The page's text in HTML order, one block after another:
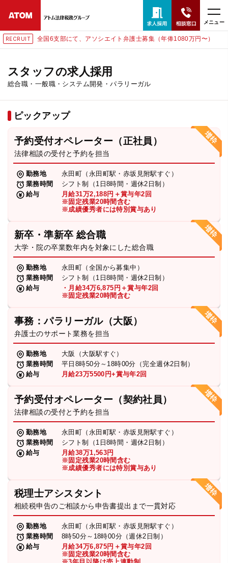
メニュー
全国6支部にて、アソシエイト弁護士募集（年俸1080万円〜）
スタッフの求人採用
総合職・一般職・システム開発・パラリーガル
ピックアップ
予約受付オペレーター（正社員）
法律相談の受付と予約を担当
勤務地
永田町（永田町駅・赤坂見附駅すぐ）
業務時間
シフト制（1日8時間・週休2日制）
給与
月給31万2,188円＋賞与年2回
※固定残業20時間含む
※成績優秀者には特別賞与あり
新卒・準新卒 総合職
大学・院の卒業数年内を対象にした総合職
勤務地
永田町（全国から募集中）
業務時間
シフト制（1日8時間・週休2日制）
給与
・月給34万6,875円＋賞与年2回
※固定残業20時間含む
事務：パラリーガル（大阪）
弁護士のサポート業務を担当
勤務地
大阪（大阪駅すぐ）
業務時間
平日8時50分～18時00分（完全週休2日制）
給与
月給23万5500円+賞与年2回
予約受付オペレーター（契約社員）
法律相談の受付と予約を担当
勤務地
永田町（永田町駅・赤坂見附駅すぐ）
業務時間
シフト制（1日8時間・週休2日制）
給与
月給38万1,563円
※固定残業20時間含む
※成績優秀者には特別賞与あり
税理士アシスタント
相続税申告のご相談から申告書提出まで一貫対応
勤務地
永田町（永田町駅・赤坂見附駅すぐ）
業務時間
8時50分～18時00分（週休2日制）
給与
月給34万6,875円＋賞与年2回
※固定残業20時間含む
24時間365日全国対応
無料相談窓口はこちら
ホーム
取扱分野
解決実績
弁護士・税理士
費用
求人採用
お知らせ
特設サイト
相談先情報サイト
プライバシーポリシー
TikTok受賞 定義集 動画集